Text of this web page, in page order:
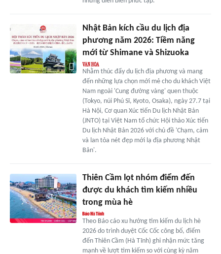
Nhật Bản kích cầu du lịch địa
phương năm 2026: Tiềm năng
mới từ Shimane và Shizuoka
Nhằm thúc đẩy du lịch địa phương và mang
đến những lựa chọn mới mẻ cho du khách Việt
Nam ngoài 'Cung đường vàng' quen thuộc
(Tokyo, núi Phú Sĩ, Kyoto, Osaka), ngày 27.7 tại
Hà Nội, Cơ quan Xúc tiến Du lịch Nhật Bản
(JNTO) tại Việt Nam tổ chức Hội thảo Xúc tiến
Du lịch Nhật Bản 2026 với chủ đề 'Chạm, cảm
và lan tỏa nét đẹp mới lạ địa phương Nhật
Bản'.
Thiên Cầm lọt nhóm điểm đến
được du khách tìm kiếm nhiều
trong mùa hè
Theo Báo cáo xu hướng tìm kiếm du lịch hè
2026 do trình duyệt Cốc Cốc công bố, điểm
đến Thiên Cầm (Hà Tĩnh) ghi nhận mức tăng
mạnh về lượt tìm kiếm so với cùng kỳ năm